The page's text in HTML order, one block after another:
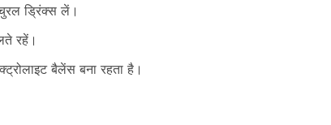
ड्रिंक्स लें।
रहें।
बैलेंस बना रहता है।